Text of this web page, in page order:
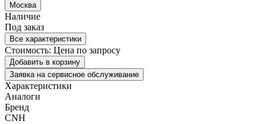
Москва
Наличие
Под заказ
Все характеристики
Стоимость: Цена по запросу
Добавить в корзину
Заявка на сервисное обслуживание
Характеристики
Аналоги
Бренд
CNH